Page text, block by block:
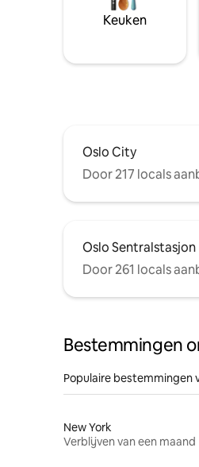
Keuken
Oslo City
Door 217 locals
Oslo Sentralstasjon
Door 261 locals
Bestemmingen
Populaire bestemmingen
New York
Verblijven van een maand